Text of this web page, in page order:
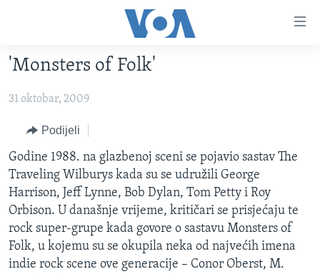
glavni
Pređi
navigaciju
Idi
na
pretragu
VIDEO
FOTOGRAFIJE DANA
VIJESTI
SJEDINJENE AMERIČKE DRŽAVE
BOSNA I HERCEGOVINA
SVIJET
NAUKA I TEHNOLOGIJA
SPECIJALNI PROJEKTI
KORUPCIJA
SLOBODA MEDIJA
'Monsters of Folk'
31 oktobar, 2009
Podijeli
Godine 1988. na glazbenoj sceni se pojavio sastav The
Traveling Wilburys kada su se udružili George
Harrison, Jeff Lynne, Bob Dylan, Tom Petty i Roy
Orbison. U današnje vrijeme, kritičari se prisjećaju te
rock super-grupe kada govore o sastavu Monsters of
Folk, u kojemu su se okupila neka od najvećih imena
indie rock scene ove generacije – Conor Oberst, M.